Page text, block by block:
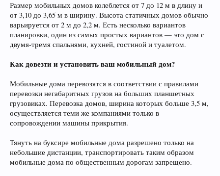
Размер мобильных домов колеблется от 7 до 12 м в длину и
от 3,10 до 3,65 м в ширину. Высота статичных домов обычно
варьируется от 2 м до 2,2 м. Есть несколько вариантов
планировки, один из самых простых вариантов — это дом с
двумя-тремя спальнями, кухней, гостиной и туалетом.
Как довезти и установить ваш мобильный дом?
Мобильные дома перевозятся в соответствии с правилами
перевозки негабаритных грузов на больших планшетных
грузовиках. Перевозка домов, ширина которых больше 3,5 м,
осуществляется теми же компаниями только в
сопровождении машины прикрытия.
Тянуть на буксире мобильные дома разрешено только на
небольшие дистанции, транспортировать таким образом
мобильные дома по общественным дорогам запрещено.